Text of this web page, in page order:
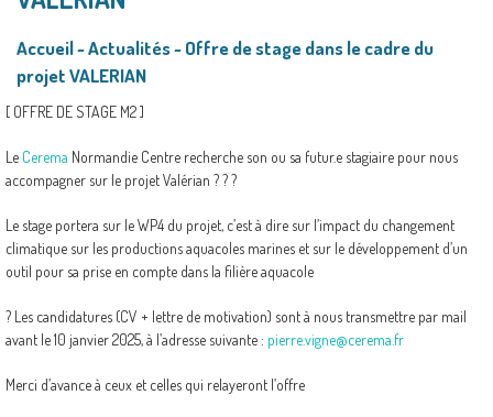
Accueil~Actualités~Offre de stage dans le cadre du
projet VALERIAN
[ OFFRE DE STAGE M2 ]
Le Cerema Normandie Centre recherche son ou sa futur.e stagiaire pour nous
accompagner sur le projet Valérian ? ? ?️
Le stage portera sur le WP4 du projet, c’est à dire sur l’impact du changement
climatique sur les productions aquacoles marines et sur le développement d’un
outil pour sa prise en compte dans la filière aquacole
? Les candidatures (CV + lettre de motivation) sont à nous transmettre par mail
avant le 10 janvier 2025, à l’adresse suivante : pierre.vigne@cerema.fr
Merci d’avance à ceux et celles qui relayeront l’offre